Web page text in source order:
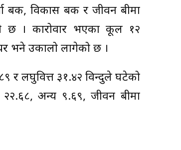
बैंक, विकास बैंक र जीवन बीमा
छ । कारोवार भएका कूल १२
भने उकालो लागेको छ ।
र लघुवित्त ३१.४२ विन्दुले घटेको
अन्य ९.६९, जीवन बीमा